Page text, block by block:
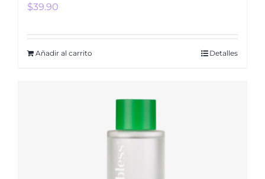
$39.90
Añadir al carrito Detalles